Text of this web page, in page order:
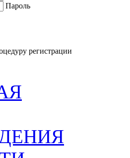
Пароль
регистрации